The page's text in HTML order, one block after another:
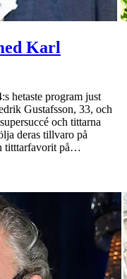
Karl
hetaste program just
Gustafsson, 33, och
och tittarna
deras tillvaro på
titttarfavorit på…